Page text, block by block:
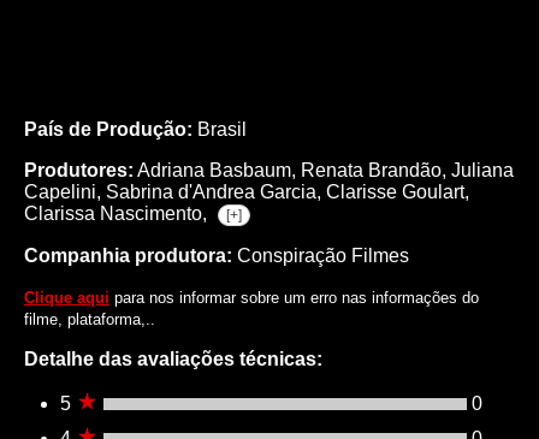
País de Produção: Brasil
Produtores: Adriana Basbaum, Renata Brandão, Juliana
Capelini, Sabrina d'Andrea Garcia, Clarisse Goulart,
Clarissa Nascimento,
[+]
Companhia produtora: Conspiração Filmes
Clique aqui para nos informar sobre um erro nas informações do
filme, plataforma,..
Detalhe das avaliações técnicas:
5
0